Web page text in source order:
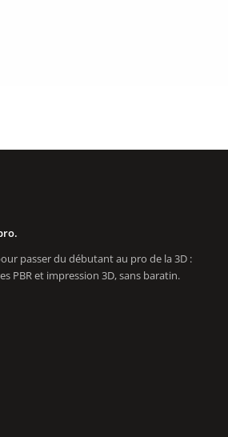
passer du débutant au pro de la 3D :
PBR et impression 3D, sans baratin.